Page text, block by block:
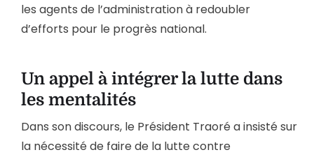
les agents de l’administration à redoubler
d’efforts pour le progrès national.
Un appel à intégrer la lutte dans
les mentalités
Dans son discours, le Président Traoré a insisté sur
la nécessité de faire de la lutte contre